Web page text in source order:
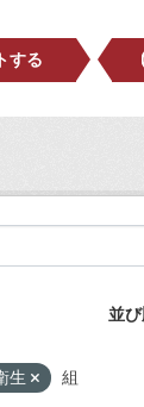
する
並
生
組